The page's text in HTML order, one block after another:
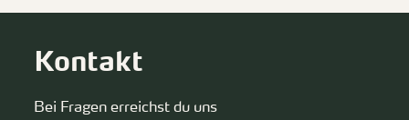
Kontakt
Bei Fragen erreichst du uns